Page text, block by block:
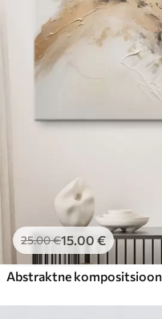
25.00€15.00 €